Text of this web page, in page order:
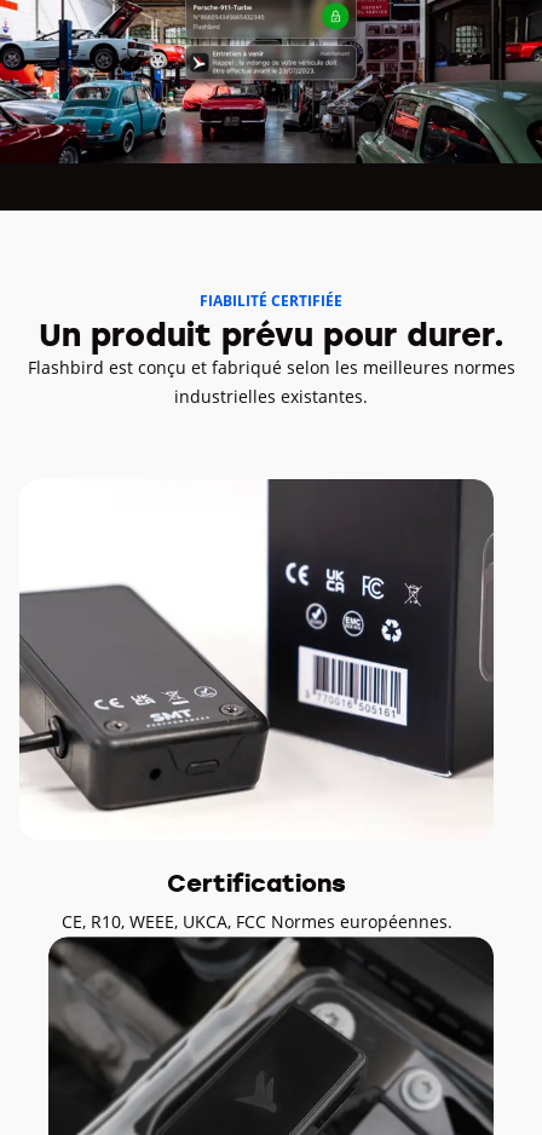
FIABILITÉ CERTIFIÉE
Un produit prévu pour durer.
Flashbird est conçu et fabriqué selon les meilleures normes
industrielles existantes.
Certifications
CE, R10, WEEE, UKCA, FCC Normes européennes.